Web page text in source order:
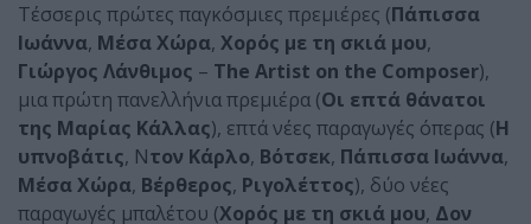
Τέσσερις πρώτες παγκόσμιες πρεμιέρες (Πάπισσα
Ιωάννα, Μέσα Χώρα, Χορός με τη σκιά μου,
Γιώργος Λάνθιμος – The Artist on the Composer),
μια πρώτη πανελλήνια πρεμιέρα (Οι επτά θάνατοι
της Μαρίας Κάλλας), επτά νέες παραγωγές όπερας (Η
υπνοβάτις, Ντον Κάρλο, Βότσεκ, Πάπισσα Ιωάννα,
Μέσα Χώρα, Βέρθερος, Ριγολέττος), δύο νέες
παραγωγές μπαλέτου (Χορός με τη σκιά μου, Δον